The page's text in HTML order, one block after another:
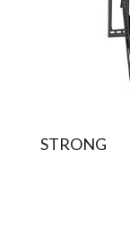
STRONG